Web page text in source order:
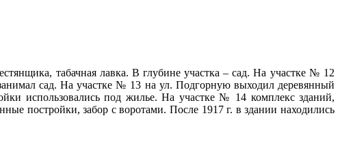
табачная лавка. В глубине участка – сад. На участке № 12
сад. На участке № 13 на ул. Подгорную выходил деревянный
использовались под жилье. На участке № 14 комплекс зданий,
постройки, забор с воротами. После 1917 г. в здании находились